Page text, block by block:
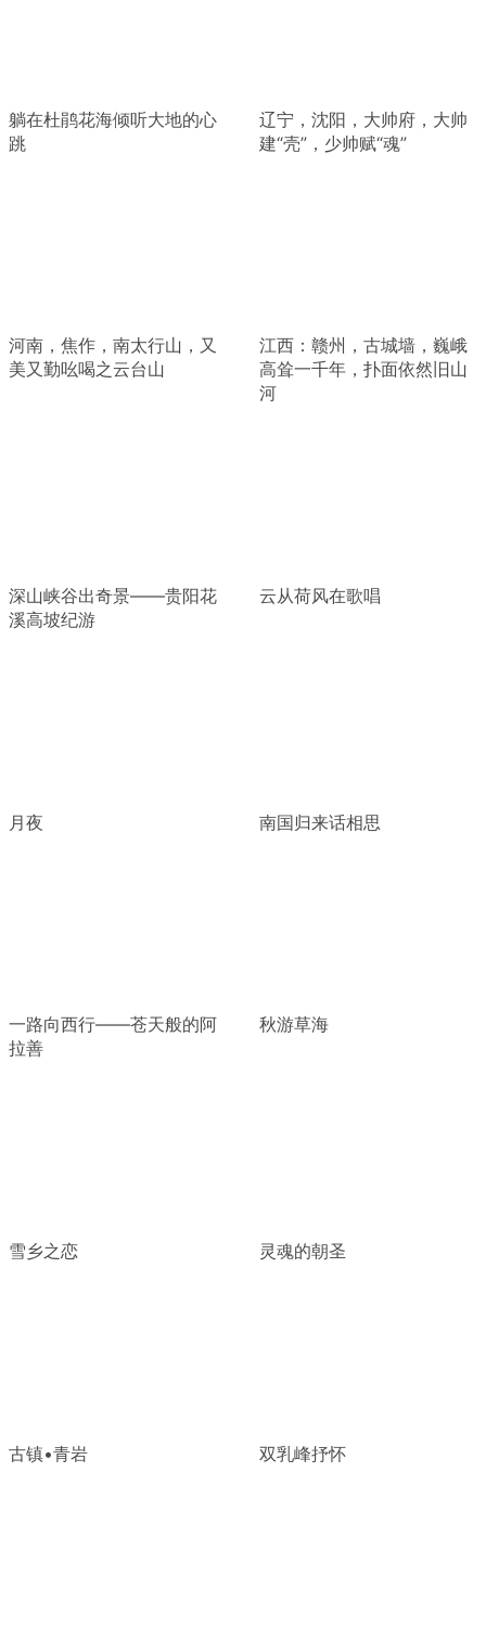
躺在杜鹃花海倾听大地的心
跳
辽宁，沈阳，大帅府，大帅
建“壳”，少帅赋“魂”
河南，焦作，南太行山，又
美又勤吆喝之云台山
江西：赣州，古城墙，巍峨
高耸一千年，扑面依然旧山
河
深山峡谷出奇景——贵阳花
溪高坡纪游
云从荷风在歌唱
月夜 南国归来话相思
一路向西行——苍天般的阿
拉善
秋游草海
雪乡之恋 灵魂的朝圣
古镇•青岩 双乳峰抒怀